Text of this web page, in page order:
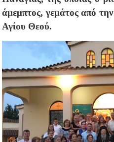
άμεμπτος, γεμάτος από
Αγίου Θεού.